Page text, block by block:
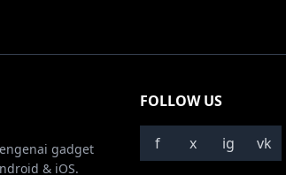
gadget
& iOS.
FOLLOW US
f x ig vk